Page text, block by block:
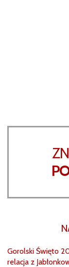
Gorolski Święto
relacja z